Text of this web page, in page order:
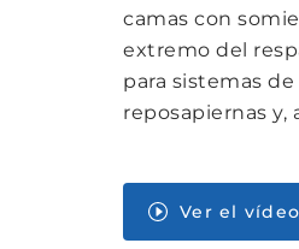
camas con
extremo del
para sistemas
reposapiernas y,
Ver el vídeo